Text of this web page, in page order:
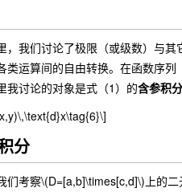
我们讨论了极限（或级数）与其
类运算间的自由转换。在函数序
我讨论的对象是式（1）的含参积分
分
考察\(D=[a,b]\times[c,d]\)上的二